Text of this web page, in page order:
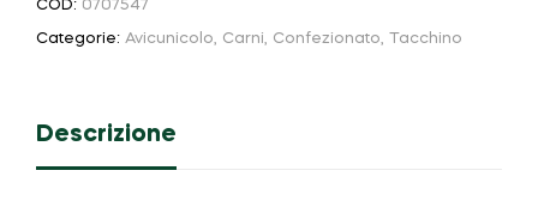
COD: 0707547
Categorie: Avicunicolo, Carni, Confezionato, Tacchino
Descrizione